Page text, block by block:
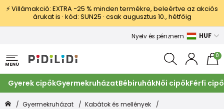
⚡ Villámakció: EXTRA −25 % minden termékre, beleértve az akciós
árukat is · kód: SUN25 · csak augusztus 10., hétfőig
Nyelv és pénznem HUF
MENÜ
0
Gyerek cipőkGyermekruházatBébiruhákNői cipőkFérfi
Gyermekruházat
Kabátok és mellények